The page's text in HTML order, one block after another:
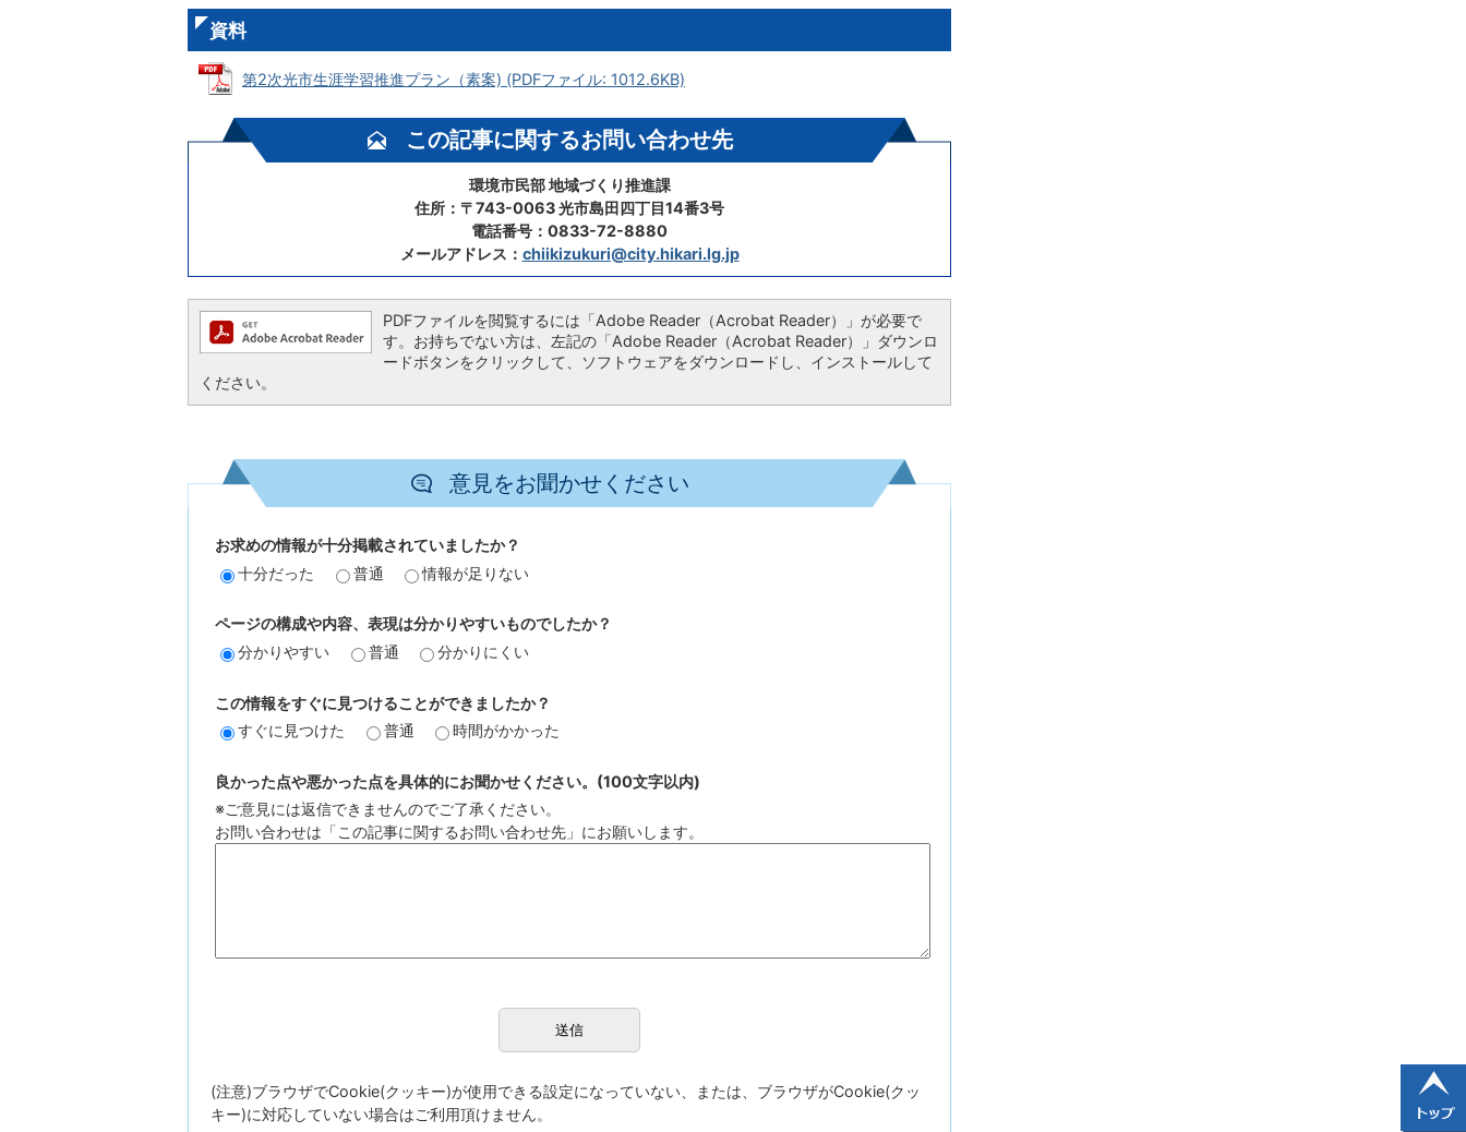
資料
第2次光市生涯学習推進プラン（素案) (PDFファイル: 1012.6KB)
この記事に関するお問い合わせ先
環境市民部 地域づくり推進課
住所：〒743-0063 光市島田四丁目14番3号
電話番号：0833-72-8880
メールアドレス： chiikizukuri@city.hikari.lg.jp
PDFファイルを閲覧するには「Adobe Reader（Acrobat Reader）」が必要で
す。お持ちでない方は、左記の「Adobe Reader（Acrobat Reader）」ダウンロ
ードボタンをクリックして、ソフトウェアをダウンロードし、インストールして
ください。
意見をお聞かせください
お求めの情報が十分掲載されていましたか？
十分だった
普通 情報が足りない
ページの構成や内容、表現は分かりやすいものでしたか？
分かりやすい
普通 分かりにくい
この情報をすぐに見つけることができましたか？
すぐに見つけた
普通 時間がかかった
良かった点や悪かった点を具体的にお聞かせください。(100文字以内)
※ご意見には返信できませんのでご了承ください。
お問い合わせは「この記事に関するお問い合わせ先」にお願いします。
(注意)ブラウザでCookie(クッキー)が使用できる設定になっていない、または、ブラウザがCookie(クッ
キー)に対応していない場合はご利用頂けません。